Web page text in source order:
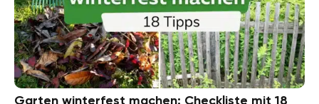
Garten winterfest machen: Checkliste mit 18